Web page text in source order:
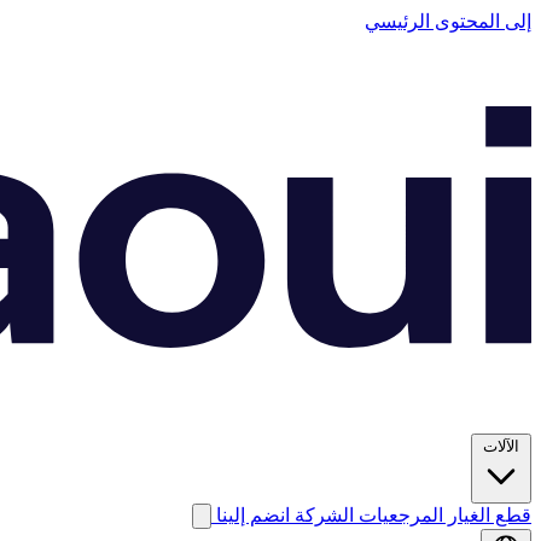
إلى المحتوى الرئيسي
الآلات
قطع الغيار المرجعيات الشركة انضم إلينا